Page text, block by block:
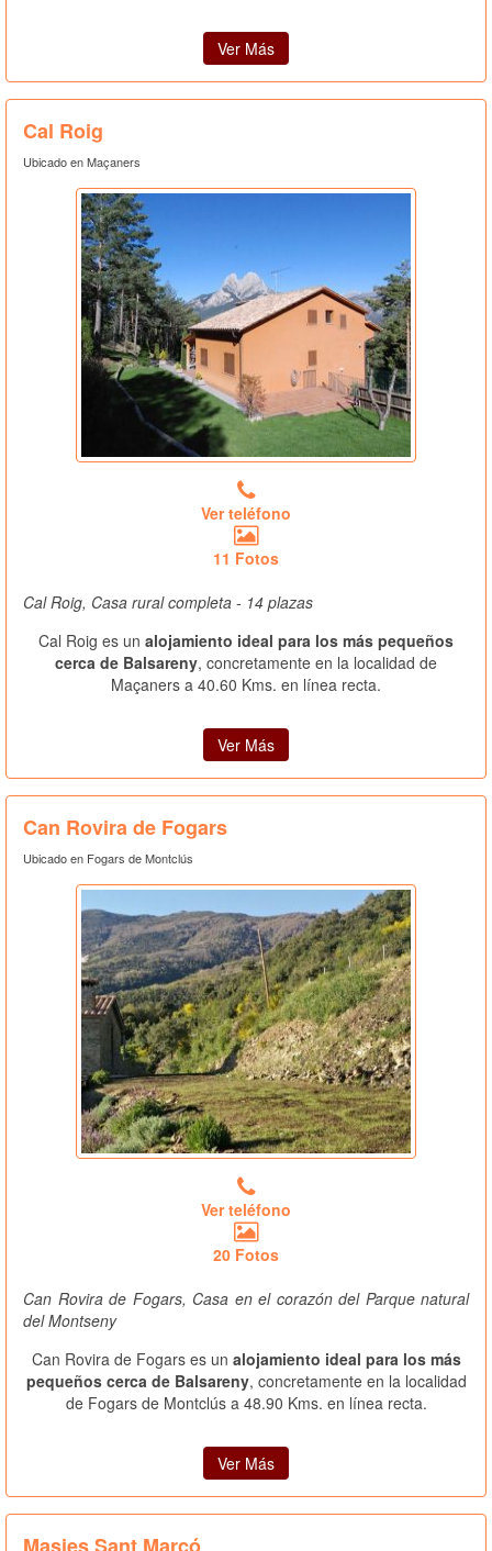
Ver Más
Cal Roig
Ubicado en Maçaners
Ver teléfono
11 Fotos
Cal Roig, Casa rural completa - 14 plazas
Cal Roig es un alojamiento ideal para los más pequeños
cerca de Balsareny, concretamente en la localidad de
Maçaners a 40.60 Kms. en línea recta.
Ver Más
Can Rovira de Fogars
Ubicado en Fogars de Montclús
Ver teléfono
20 Fotos
Can Rovira de Fogars, Casa en el corazón del Parque natural
del Montseny
Can Rovira de Fogars es un alojamiento ideal para los más
pequeños cerca de Balsareny, concretamente en la localidad
de Fogars de Montclús a 48.90 Kms. en línea recta.
Ver Más